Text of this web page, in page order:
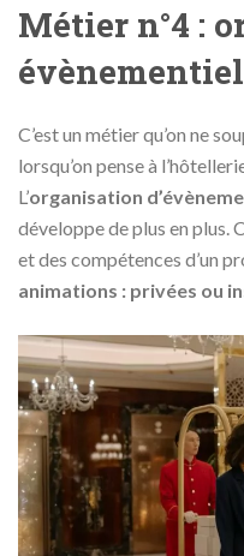
Métier n°4 :
évènementiel
C’est un métier qu’on ne
lorsqu’on pense à
L’organisation
développe de plus en plus.
et des compétences d’un
animations : privées ou